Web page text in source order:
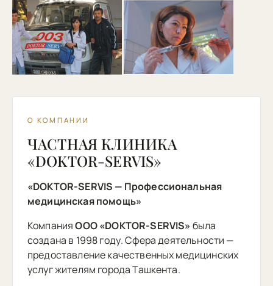
О КОМПАНИИ
ЧАСТНАЯ КЛИНИКА
«DOKTOR-SERVIS»
«DOKTOR-SERVIS — Профессиональная
медицинская помощь»
КомпанияOOO «DOKTOR-SERVIS» была
создана в 1998 году. Сфера деятельности —
предоставление качественных медицинских
услуг жителям города Ташкента.